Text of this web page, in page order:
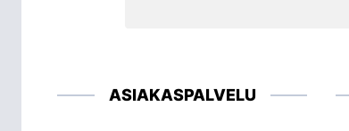
ASIAKASPALVELU